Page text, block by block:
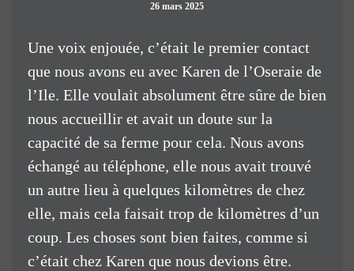
26 mars 2025
Une voix enjouée, c’était le premier contact
que nous avons eu avec Karen de l’Oseraie de
l’Ile. Elle voulait absolument être sûre de bien
nous accueillir et avait un doute sur la
capacité de sa ferme pour cela. Nous avons
échangé au téléphone, elle nous avait trouvé
un autre lieu à quelques kilomètres de chez
elle, mais cela faisait trop de kilomètres d’un
coup. Les choses sont bien faites, comme si
c’était chez Karen que nous devions être.